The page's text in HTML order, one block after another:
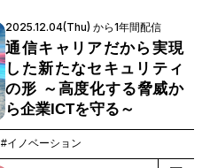
2025.12.04(Thu) から1年間配信
通信キャリアだから実現
した新たなセキュリティ
の形 ～高度化する脅威か
ら企業ICTを守る～
#イノベーション